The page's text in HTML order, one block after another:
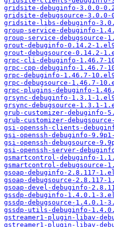
gridsite-debuginfo-3.0.0-
gridsite-debugsource-3.0.0-
gridsite-libs-debuginfo-
group-service-debuginfo-
group-service-debugsource-
grout-debuginfo-0.14.2-
grout-debugsource-0.14.2-
grpc-cli-debuginfo-1.46.7-
grpc-cpp-debuginfo-1.46.7-
grpc-debuginfo-1.46.7-
grpc-debugsource-1.46.7-
grpc-plugins-debuginfo-
grsync-debuginfo-1.3.1-
grsync-debugsource-1.3.1-
grub-customizer-debuginfo-
grub-customizer-
gsi-openssh-clients-
gsi-openssh-debuginfo-
gsi-openssh-debugsource-
gsi-openssh-server-
gsmartcontrol-debuginfo-
gsmartcontrol-debugsource-
gsoap-debuginfo-2.8.117-
gsoap-debugsource-2.8.117-
gsoap-devel-debuginfo-
gssdp-debuginfo-1.4.0.1-
gssdp-debugsource-1.4.0.1-
gssdp-utils-debuginfo-
gstreamer1-plugin-libav-
gstreamer1-plugin-libav-